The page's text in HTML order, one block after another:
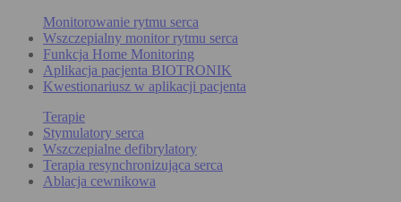
Monitorowanie rytmu serca
Wszczepialny monitor rytmu serca
Funkcja Home Monitoring
Aplikacja pacjenta BIOTRONIK
Kwestionariusz w aplikacji pacjenta
Terapie
Stymulatory serca
Wszczepialne defibrylatory
Terapia resynchronizująca serca
Ablacja cewnikowa